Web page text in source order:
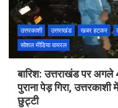
उत्तरकाशी उत्तराखंड खबर हटकर
सोशल मीडिया वायरल
बारिश: उत्तराखंड पर अगले
पुराना पेड़ गिरा,
छुट्टी